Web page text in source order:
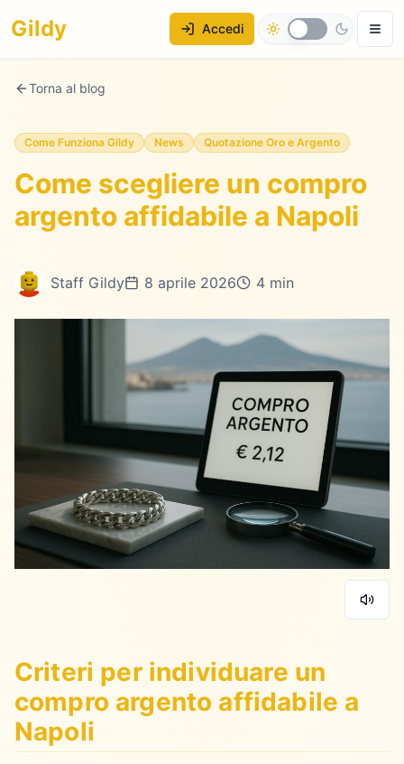
Gildy Accedi
Torna al blog
Come Funziona Gildy News Quotazione Oro e Argento
Come scegliere un compro
argento affidabile a Napoli
Staff Gildy 8 aprile 2026 4 min
Criteri per individuare un
compro argento affidabile a
Napoli